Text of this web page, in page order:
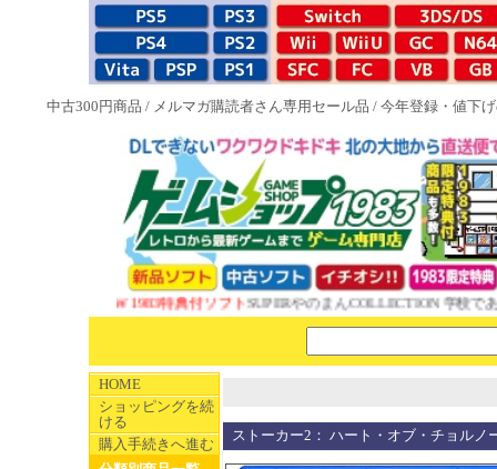
中古300円商品 / メルマガ購読者さん専用セール品 / 今年登録・値下
NEW 1983特典付ソフトSUPERやのまんCOLLECTION 学校であっ
HOME
ショッピングを続
ける
購入手続きへ進む
ストーカー2： ハート・オブ・チョルノ